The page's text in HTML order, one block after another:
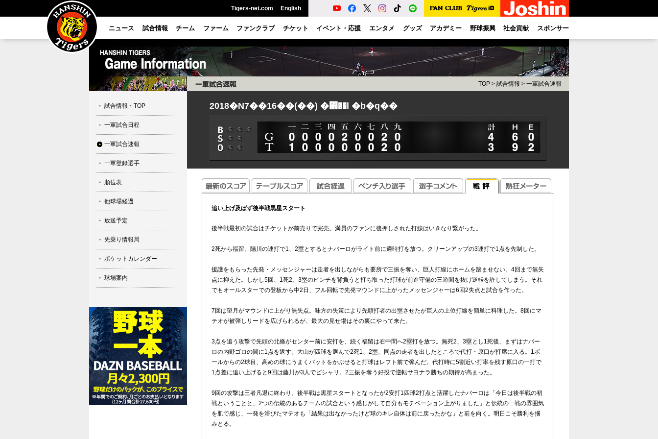
Tigers-net.com English
ニュース 試合情報 チーム ファーム ファンクラブ チケット イベント・応援 エンタメ グッズ アカデミー 野球振興 社会貢献 スポンサー
試合情報・TOP
一軍試合日程
一軍試合速報
一軍登録選手
順位表
他球場経過
放送予定
先乗り情報局
ポケットカレンダー
球場案内
TOP > 試合情報 > 一軍試合速報
2018�N7��16��(��) �΋��l �b�q��
追い上げ及ばず後半戦黒星スタート
後半戦最初の試合はチケットが前売りで完売。満員のファンに後押しされた打線はいきなり繋がった。
2死から福留、陽川の連打で1、2塁とするとナバーロがライト前に適時打を放つ。クリーンアップの3連打で1点を先制した。
援護をもらった先発・メッセンジャーは走者を出しながらも要所で三振を奪い、巨人打線にホームを踏ませない。4回まで無失
点に抑えた。しかし5回、1死2、3塁のピンチを背負うと打ち取った打球が前進守備の三遊間を抜け逆転を許してしまう。それ
でもオールスターでの登板から中2日、フル回転で先発マウンドに上がったメッセンジャーは6回2失点と試合を作った。
7回は望月がマウンドに上がり無失点。味方の失策により先頭打者の出塁させたが巨人の上位打線を簡単に料理した。8回にマ
テオが被弾しリードを広げられるが、最大の見せ場はその裏にやって来た。
3点を追う攻撃で先頭の北條がセンター前に安打を、続く福留は右中間へ2塁打を放つ。無死2、3塁とし1死後、まずはナバー
ロの内野ゴロの間に1点を返す。大山が四球を選んで2死1、2塁、同点の走者を出したところで代打・原口が打席に入る。1ボ
ールからの2球目、高めの球にうまくバットをかぶせると打球はレフト前で弾んだ。代打時に5割近い打率を残す原口の一打で
1点差に追い上げると9回は藤川が3人でピシャリ。2三振を奪う好投で逆転サヨナラ勝ちの期待が高まった。
9回の攻撃は三者凡退に終わり、後半戦は黒星スタートとなったが2安打1四球2打点と活躍したナバーロは「今日は後半戦の初
戦ということと、2つの伝統のあるチームの試合という感じがして自分もモチベーション上がりました」と伝統の一戦の雰囲気
を肌で感じ、一発を浴びたマテオも「結果は出なかったけど球のキレ自体は前に戻ったかな」と前を向く。明日こそ勝利を掴
みとる。